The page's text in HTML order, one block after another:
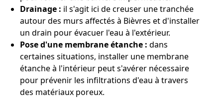
Drainage : il s'agit ici de creuser une tranchée
autour des murs affectés à Bièvres et d'installer
un drain pour évacuer l'eau à l'extérieur.
Pose d'une membrane étanche : dans
certaines situations, installer une membrane
étanche à l'intérieur peut s'avérer nécessaire
pour prévenir les infiltrations d'eau à travers
des matériaux poreux.